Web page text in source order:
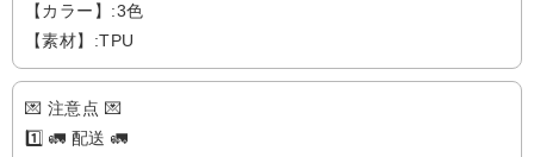
【カラー】:3色
【素材】:TPU
💌 注意点 💌
1️⃣ 🚛 配送 🚛